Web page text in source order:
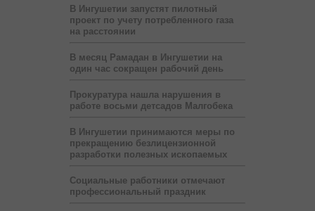
В Ингушетии запустят пилотный
проект по учету потребленного газа
на расстоянии
В месяц Рамадан в Ингушетии на
один час сокращен рабочий день
Прокуратура нашла нарушения в
работе восьми детсадов Малгобека
В Ингушетии принимаются меры по
прекращению безлицензионной
разработки полезных ископаемых
Социальные работники отмечают
профессиональный праздник